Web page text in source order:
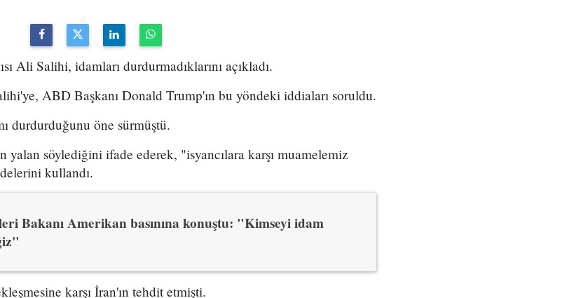
Ali Salihi, idamları durdurmadıklarını açıkladı.
ABD Başkanı Donald Trump'ın bu yöndeki iddiaları soruldu.
durdurduğunu öne sürmüştü.
yalan söylediğini ifade ederek, "isyancılara karşı muamelemiz
kullandı.
Bakanı Amerikan basınına konuştu: "Kimseyi idam
karşı İran'ın tehdit etmişti.